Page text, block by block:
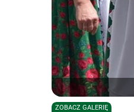
ZOBACZ GALERIĘ